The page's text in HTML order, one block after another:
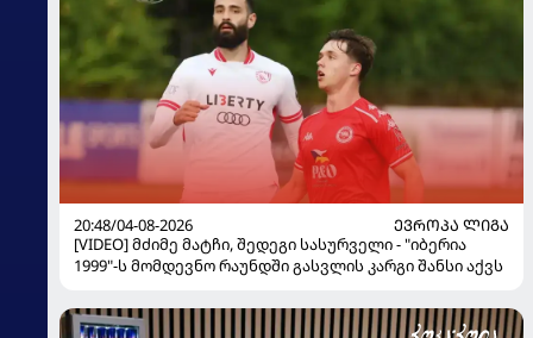
20:48/04-08-2026
ᲔᲕᲠᲝᲞᲐ ᲚᲘᲒᲐ
[VIDEO] მძიმე მატჩი, შედეგი სასურველი - "იბერია
1999"-ს მომდევნო რაუნდში გასვლის კარგი შანსი აქვს